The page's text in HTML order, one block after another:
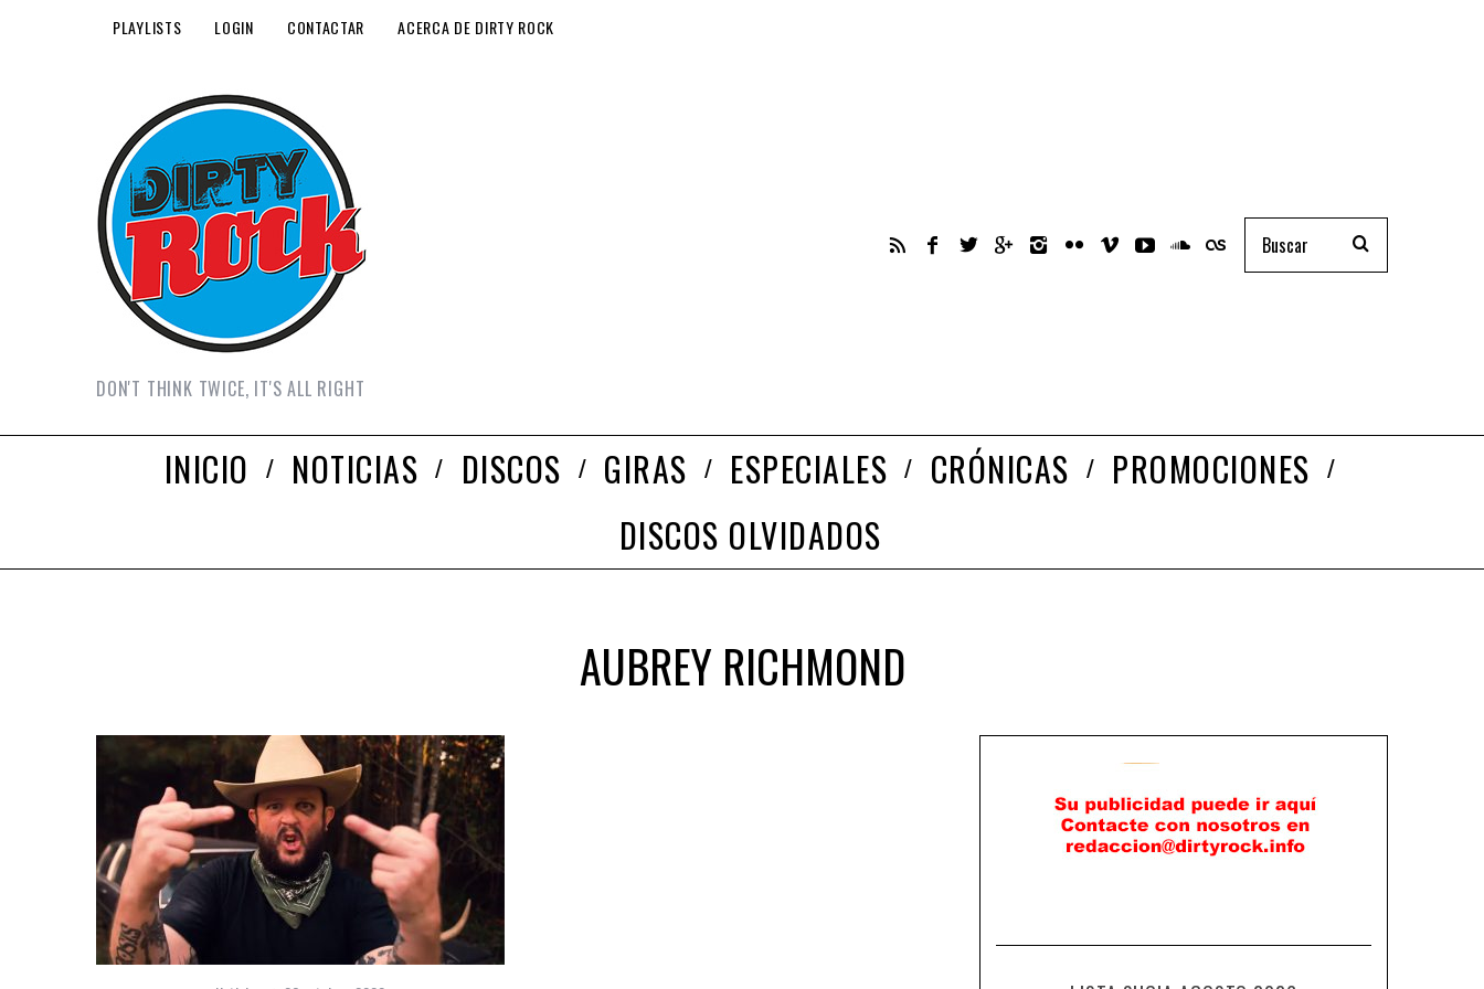
PLAYLISTS LOGIN CONTACTAR ACERCA DE DIRTY ROCK
DON'T THINK TWICE, IT'S ALL RIGHT
INICIO NOTICIAS DISCOS GIRAS ESPECIALES CRÓNICAS
PROMOCIONES
DISCOS OLVIDADOS
AUBREY RICHMOND